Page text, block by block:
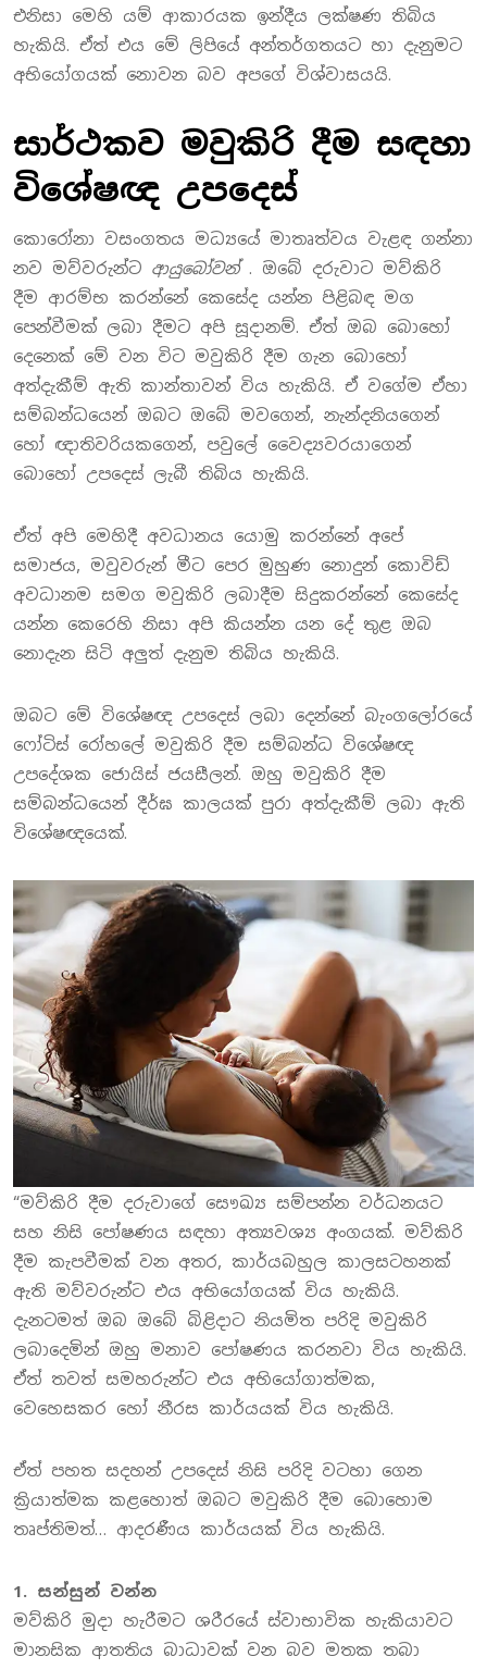
එනිසා මෙහි යම් ආකාරයක ඉන්දීය ලක්ෂණ තිබිය
හැකියි. ඒත් එය මේ ලිපියේ අන්තර්ගතයට හා දැනුමට
අභියෝගයක් නොවන බව අපගේ විශ්වාසයයි.
සාර්ථකව මවුකිරි දීම සඳහා
විශේෂඥ උපදෙස්
කොරෝනා වසංගතය මධ්‍යයේ මාතෘත්වය වැළඳ ගන්නා
නව මව්වරුන්ට ආයුබෝවන්. ඔබේ දරුවාට මව්කිරි
දීම ආරම්භ කරන්නේ කෙසේද යන්න පිළිබඳ මග
පෙන්වීමක් ලබා දීමට අපි සූදානම්. ඒත් ඔබ බොහෝ
දෙනෙක් මේ වන විට මවුකිරි දීම ගැන බොහෝ
අත්දැකීම් ඇති කාන්තාවන් විය හැකියි. ඒ වගේම ඒහා
සම්බන්ධයෙන් ඔබට ඔබේ මවගෙන්, නැන්දනියගෙන්
හෝ ඥාතිවරියකගෙන්, පවුලේ වෛද්‍යවරයාගෙන්
බොහෝ උපදෙස් ලැබී තිබිය හැකියි.
ඒත් අපි මෙහිදී අවධානය යොමු කරන්නේ අපේ
සමාජය, මවුවරුන් මීට පෙර මුහුණ නොදුන් කොවිඩ්
අවධානම සමග මවුකිරි ලබාදීම සිදුකරන්නේ කෙසේද
යන්න කෙරෙහි නිසා අපි කියන්න යන දේ තුළ ඔබ
නොදැන සිටි අලුත් දැනුම තිබිය හැකියි.
ඔබට මේ විශේෂඥ උපදෙස් ලබා දෙන්නේ බැංගලෝරයේ
ෆෝටිස් රෝහලේ මවුකිරි දීම සම්බන්ධ විශේෂඥ
උපදේශක ජොයිස් ජයසීලන්. ඔහු මවුකිරි දීම
සම්බන්ධයෙන් දීර්ඝ කාලයක් පුරා අත්දැකීම් ලබා ඇති
විශේෂඥයෙක්.
“මව්කිරි දීම දරුවාගේ සෞඛ්‍ය සම්පන්න වර්ධනයට
සහ නිසි පෝෂණය සඳහා අත්‍යවශ්‍ය අංගයක්. මව්කිරි
දීම කැපවීමක් වන අතර, කාර්යබහුල කාලසටහනක්
ඇති මව්වරුන්ට එය අභියෝගයක් විය හැකියි.
දැනටමත් ඔබ ඔබේ බිළිදාට නියමිත පරිදි මවුකිරි
ලබාදෙමින් ඔහු මනාව පෝෂණය කරනවා විය හැකියි.
ඒත් තවත් සමහරුන්ට එය අභියෝගාත්මක,
වෙහෙසකර හෝ නීරස කාර්යයක් විය හැකියි.
ඒත් පහත සදහන් උපදෙස් නිසි පරිදි වටහා ගෙන
ක්‍රියාත්මක කළහොත් ඔබට මවුකිරි දීම බොහොම
තෘප්තිමත්… ආදරණීය කාර්යයක් විය හැකියි.
1. සන්සුන් වන්න
මව්කිරි මුදා හැරීමට ශරීරයේ ස්වාභාවික හැකියාවට
මානසික ආතතිය බාධාවක් වන බව මතක තබා